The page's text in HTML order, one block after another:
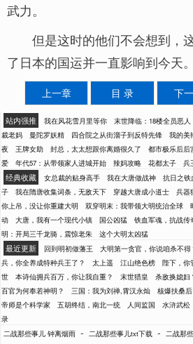
武力。
但是这时的他们不会想到，
了日本的国运并一直影响到今天。
上一章 目 录 下
站内强推 我在风花雪月里等你 末世降临：18楼全员恶人
裁老妈
曼陀罗妖精 四合院之从街溜子到反特先锋 我的美
夜
王牌女助 封总，太太想跟你离婚很久了 都市极乐后后
爱
年代57：从带领家人进城开始 辣妈攻略 花都太子 兵
经典收藏 女总裁的贴身高手 我在大唐做战神 抗日之铁
子
我在隋唐收集词条，无敌天下 穿越大唐成小道士 兵器
你上吊，没让你重建大明
双穿明末：我带领大明统治全球
动
大唐，我有一个现代小镇 国公凶猛 铁血军魂，抗战传
明：开局三千龙骑，震惊老朱
这个大明太凶猛
最近更新 回到明初做藩王 大明第一贪官，你说咱杀不得
兵，你全养成特种兵王了？
太上遥 江山绝色榜 陛下，你
世
本诗仙拥兵百万，你让我自重？ 末世猎皇 杀敌换媳妇
百官为何奉若神明？
三国：我为刘禅,霄汉永灿 核爆扶桑
帝师是个科学家
五胡终结，南北一统 人间监国 水浒武松
录
二战那些事儿 钟离烟雨 - 二战那些事儿txt下载 - 二战那